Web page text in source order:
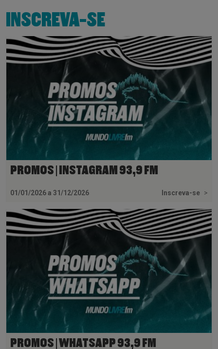
INSCREVA-SE
PROMOS | INSTAGRAM 93,9 FM
01/01/2026 a 31/12/2026 Inscreva-se >
PROMOS | WHATSAPP 93,9 FM